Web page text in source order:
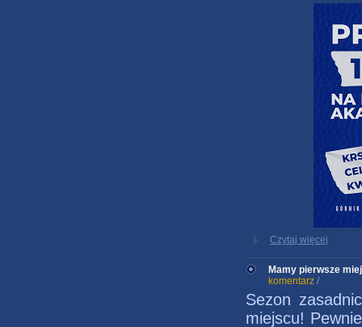
Czytaj więcej
Mamy pierwsze
komentarz /
Sezon
miejscu!